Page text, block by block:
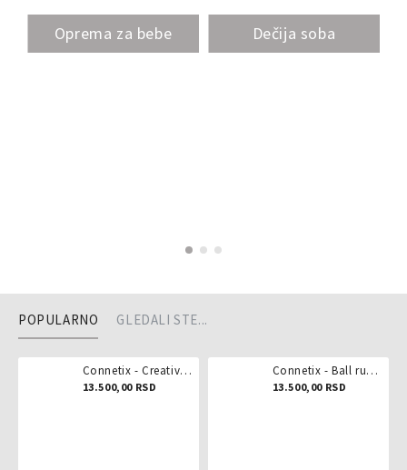
Oprema za bebe Dečija soba
POPULARNO GLEDALI STE...
Connetix - Creative pack 102 dela
13.500,00 RSD
Connetix - Ball run pastel 106 delova
13.500,00 RSD